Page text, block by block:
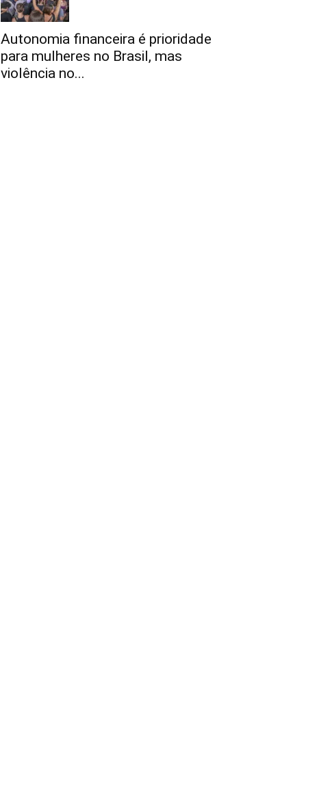
Autonomia financeira é prioridade
para mulheres no Brasil, mas
violência no...